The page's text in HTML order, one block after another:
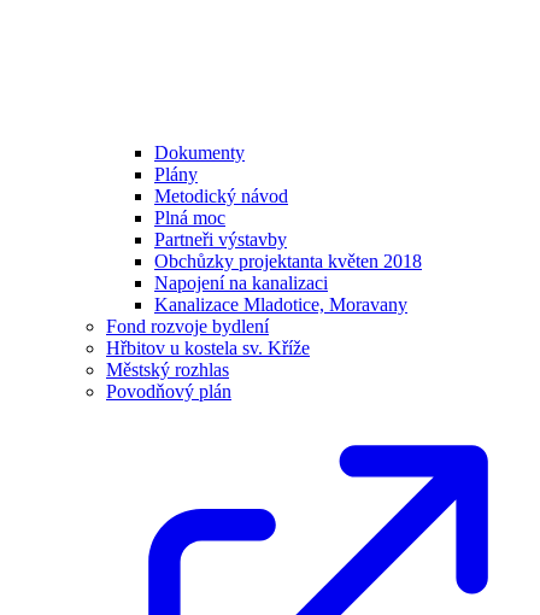
Dokumenty
Plány
Metodický návod
Plná moc
Partneři výstavby
Obchůzky projektanta květen 2018
Napojení na kanalizaci
Kanalizace Mladotice, Moravany
Fond rozvoje bydlení
Hřbitov u kostela sv. Kříže
Městský rozhlas
Povodňový plán